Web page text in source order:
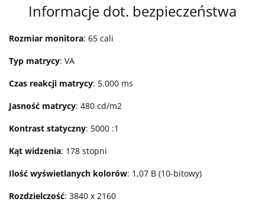
Informacje dot. bezpieczeństwa
Rozmiar monitora: 65 cali
Typ matrycy: VA
Czas reakcji matrycy: 5.000 ms
Jasność matrycy: 480 cd/m2
Kontrast statyczny: 5000 :1
Kąt widzenia: 178 stopni
Ilość wyświetlanych kolorów: 1,07 B (10-bitowy)
Rozdzielczość: 3840 x 2160